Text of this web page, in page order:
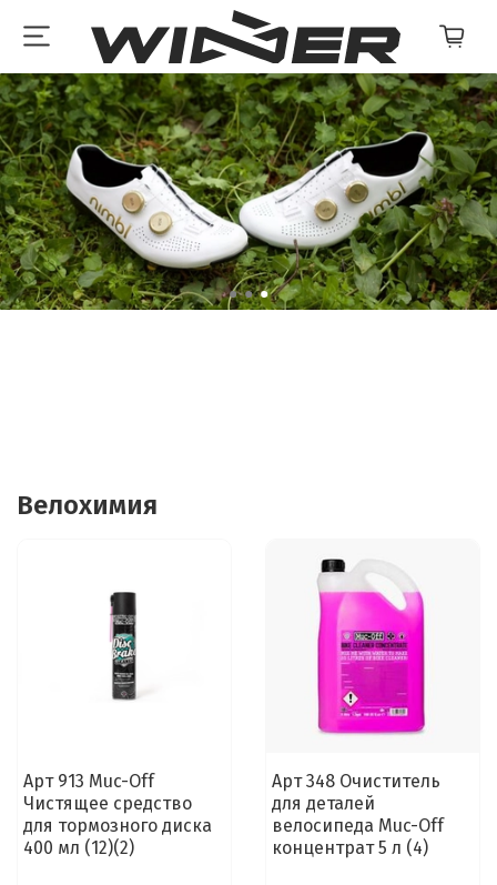
Велохимия
Арт 913 Muc-Off
Чистящее средство
для тормозного диска
400 мл (12)(2)
Арт 348 Очиститель
для деталей
велосипеда Muc-Off
концентрат 5 л (4)